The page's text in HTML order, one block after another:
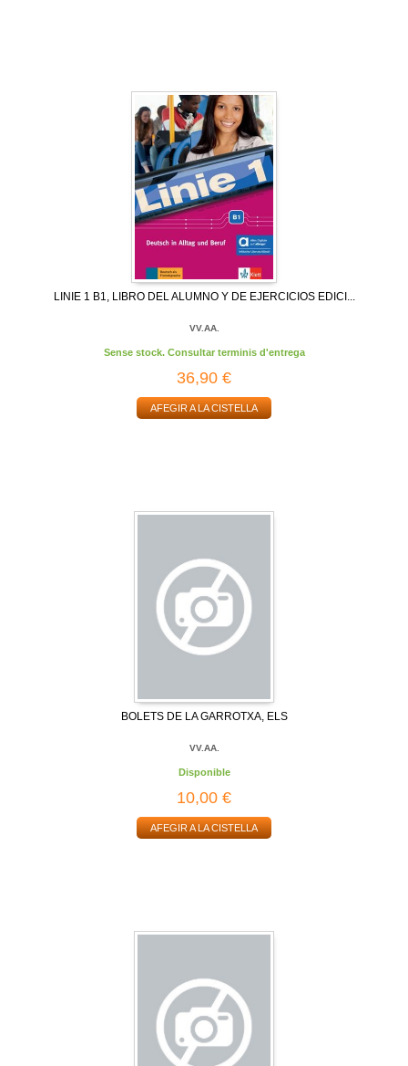
LINIE 1 B1, LIBRO DEL ALUMNO Y DE EJERCICIOS EDICI...
VV.AA.
Sense stock. Consultar terminis d'entrega
36,90 €
AFEGIR A LA CISTELLA
BOLETS DE LA GARROTXA, ELS
VV.AA.
Disponible
10,00 €
AFEGIR A LA CISTELLA